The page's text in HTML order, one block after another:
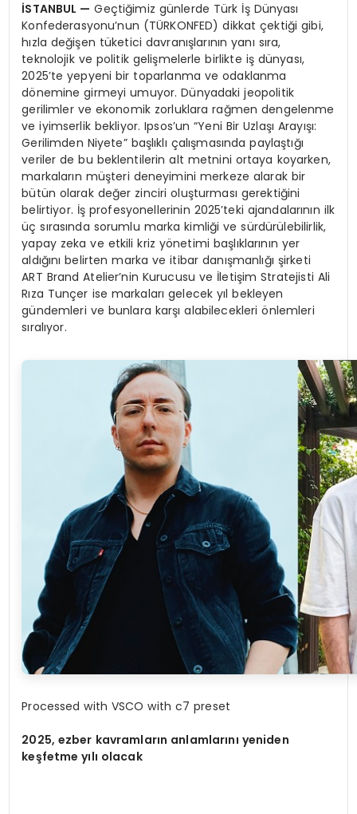
İSTANBUL — Geçtiğimiz günlerde Türk İş Dünyası
Konfederasyonu’nun (TÜRKONFED) dikkat çektiği gibi,
hızla değişen tüketici davranışlarının yanı sıra,
teknolojik ve politik gelişmelerle birlikte iş dünyası,
2025’te yepyeni bir toparlanma ve odaklanma
dönemine girmeyi umuyor. Dünyadaki jeopolitik
gerilimler ve ekonomik zorluklara rağmen dengelenme
ve iyimserlik bekliyor. Ipsos’un “Yeni Bir Uzlaşı Arayışı:
Gerilimden Niyete” başlıklı çalışmasında paylaştığı
veriler de bu beklentilerin alt metnini ortaya koyarken,
markaların müşteri deneyimini merkeze alarak bir
bütün olarak değer zinciri oluşturması gerektiğini
belirtiyor. İş profesyonellerinin 2025’teki ajandalarının ilk
üç sırasında sorumlu marka kimliği ve sürdürülebilirlik,
yapay zeka ve etkili kriz yönetimi başlıklarının yer
aldığını belirten marka ve itibar danışmanlığı şirketi
ART Brand Atelier’nin Kurucusu ve İletişim Stratejisti Ali
Rıza Tunçer ise markaları gelecek yıl bekleyen
gündemleri ve bunlara karşı alabilecekleri önlemleri
sıralıyor.
Processed with VSCO with c7 preset
2025, ezber kavramların anlamlarını yeniden
keşfetme yılı olacak